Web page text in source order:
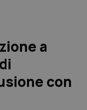
a
con